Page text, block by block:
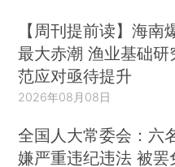
【周刊提前读】海南
最大赤潮 渔业基础研
范应对亟待提升
2026年08月08日
全国人大常委会：六
嫌严重违纪违法 被罢